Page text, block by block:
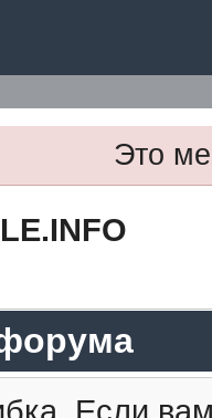
Это